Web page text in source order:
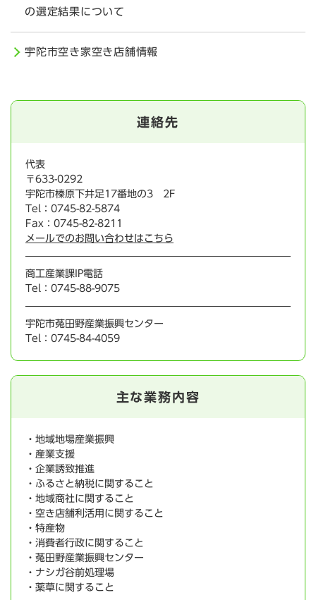
の選定結果について
宇陀市空き家空き店舗情報
連絡先
代表
〒633-0292
宇陀市榛原下井足17番地の3 2F
Tel：0745-82-5874
Fax：0745-82-8211
メールでのお問い合わせはこちら
商工産業課IP電話
Tel：0745-88-9075
宇陀市菟田野産業振興センター
Tel：0745-84-4059
主な業務内容
・地域地場産業振興
・産業支援
・企業誘致推進
・ふるさと納税に関すること
・地域商社に関すること
・空き店舗利活用に関すること
・特産物
・消費者行政に関すること
・菟田野産業振興センター
・ナシガ谷前処理場
・薬草に関すること